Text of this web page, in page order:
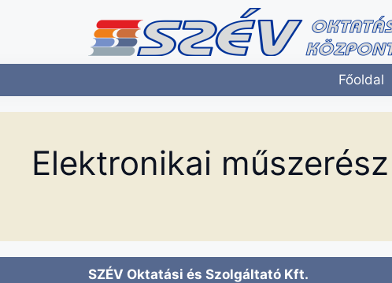
Főoldal
Elektronikai műszerész
SZÉV Oktatási és Szolgáltató Kft.